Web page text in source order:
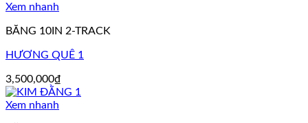
là:
102,000₫.
Xem nhanh
BĂNG 10IN 2-TRACK
HƯƠNG QUÊ 1
3,500,000₫
Xem nhanh